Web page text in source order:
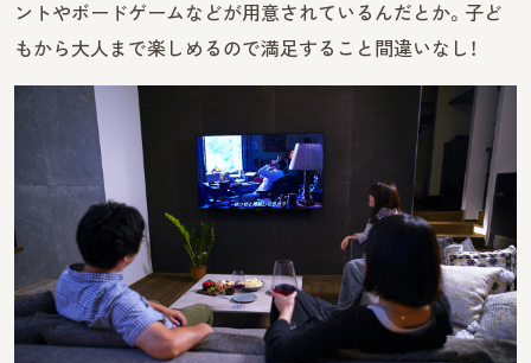
ントやボードゲームなどが用意されているんだとか。子ど
もから大人まで楽しめるので満足すること間違いなし！